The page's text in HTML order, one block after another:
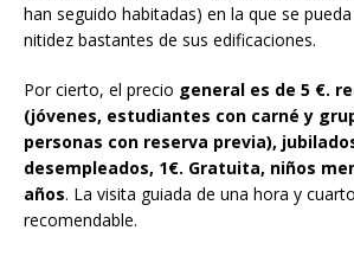
han seguido habitadas) en la que se
nitidez bastantes de sus edificaciones.
Por cierto, el precio general es de 5 €.
(jóvenes, estudiantes con carné y
personas con reserva previa),
desempleados, 1€. Gratuita, niños
años. La visita guiada de una hora y
recomendable.